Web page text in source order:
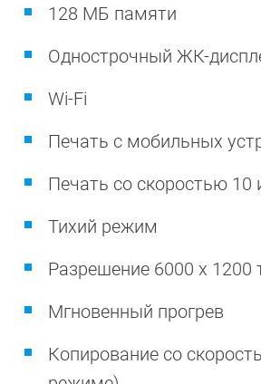
128 МБ памяти
Однострочный ЖК-
Wi-Fi
Печать с мобильных
Печать со скоростью
Тихий режим
Разрешение 6000 x 1200
Мгновенный прогрев
Копирование со